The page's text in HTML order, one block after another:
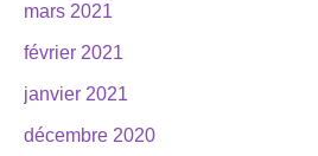
mars 2021
février 2021
janvier 2021
décembre 2020